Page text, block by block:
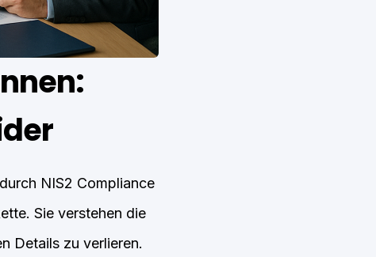
NIS2 Compliance
Sie verstehen die
Details zu verlieren.